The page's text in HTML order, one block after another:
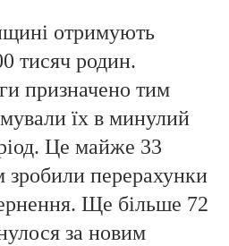
отримують
тисяч родин.
призначено тим
їх в минулий
Це майже 33
зробили перерахунки
Ще більше 72
за новим